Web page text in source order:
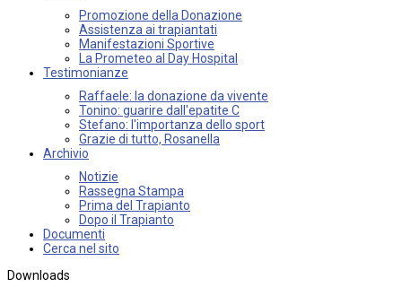
Promozione della Donazione
Assistenza ai trapiantati
Manifestazioni Sportive
La Prometeo al Day Hospital
Testimonianze
Raffaele: la donazione da vivente
Tonino: guarire dall'epatite C
Stefano: l'importanza dello sport
Grazie di tutto, Rosanella
Archivio
Notizie
Rassegna Stampa
Prima del Trapianto
Dopo il Trapianto
Documenti
Cerca nel sito
Downloads